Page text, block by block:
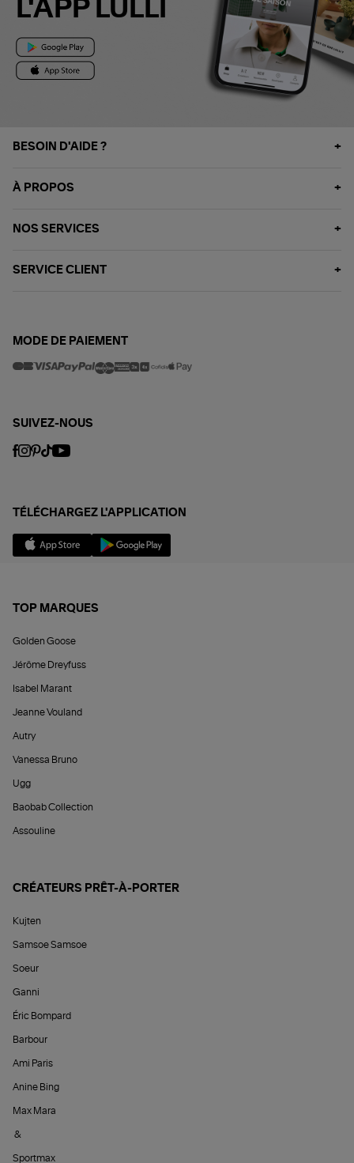
L'APP LULLI
BESOIN D'AIDE ?
À PROPOS
NOS SERVICES
SERVICE CLIENT
MODE DE PAIEMENT
SUIVEZ-NOUS
TÉLÉCHARGEZ L'APPLICATION
TOP MARQUES
Golden Goose
Jérôme Dreyfuss
Isabel Marant
Jeanne Vouland
Autry
Vanessa Bruno
Ugg
Baobab Collection
Assouline
CRÉATEURS PRÊT-À-PORTER
Kujten
Samsoe Samsoe
Soeur
Ganni
Éric Bompard
Barbour
Ami Paris
Anine Bing
Max Mara
&
Sportmax